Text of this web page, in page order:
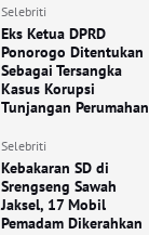
Selebriti
Eks Ketua DPRD
Ponorogo Ditentukan
Sebagai Tersangka
Kasus Korupsi
Tunjangan Perumahan
Selebriti
Kebakaran SD di
Srengseng Sawah
Jaksel, 17 Mobil
Pemadam Dikerahkan